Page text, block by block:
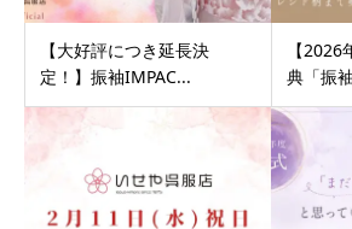
【大好評につき延長決
定！】振袖IMPAC...
【
典「振